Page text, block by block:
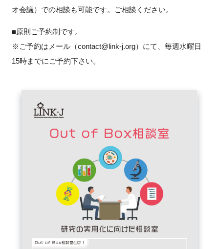
ニュース・掲示板
特別会員
オ会議）での相談も可能です。ご相談ください。
■原則ご予約制です。
※ご予約はメール（contact@link-j.org）にて、毎週水曜日
15時までにご予約下さい。